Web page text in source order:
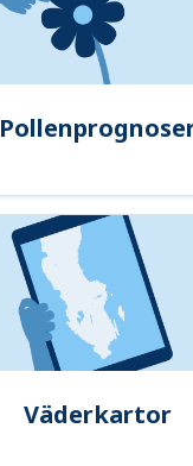
Väderkartor